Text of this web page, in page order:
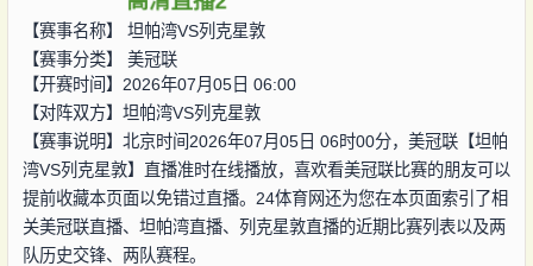
【赛事名称】 坦帕湾VS列克星敦
【赛事分类】 美冠联
【开赛时间】2026年07月05日 06:00
【对阵双方】 坦帕湾VS列克星敦
【赛事说明】北京时间2026年07月05日 06时00分，美冠联【坦帕
湾VS列克星敦】直播准时在线播放，喜欢看美冠联比赛的朋友可以
提前收藏本页面以免错过直播。24体育网还为您在本页面索引了相
关美冠联直播、坦帕湾直播、列克星敦直播的近期比赛列表以及两
队历史交锋、两队赛程。